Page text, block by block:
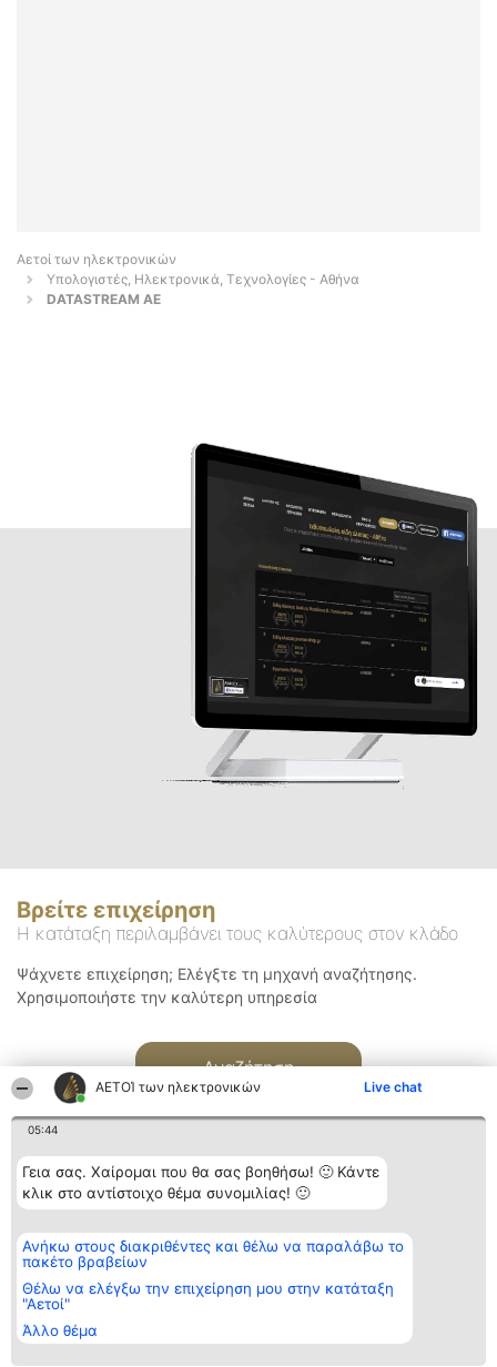
ΑΕΤΟΊ των ηλεκτρονικών Live chat
05:44
Γεια σας. Χαίρομαι που θα σας βοηθήσω! 🙂 Κάντε
κλικ στο αντίστοιχο θέμα συνομιλίας! 🙂
Ανήκω στους διακριθέντες και θέλω να παραλάβω το
πακέτο βραβείων
Θέλω να ελέγξω την επιχείρηση μου στην κατάταξη
"Αετοί"
Άλλο θέμα
Αετοί των ηλεκτρονικών
Υπολογιστές, Ηλεκτρονικά, Τεχνολογίες - Αθήνα
DATASTREAM AE
Βρείτε επιχείρηση
Η κατάταξη περιλαμβάνει τους καλύτερους στον κλάδο
Ψάχνετε επιχείρηση; Ελέγξτε τη μηχανή αναζήτησης.
Χρησιμοποιήστε την καλύτερη υπηρεσία
Αναζήτηση
Διοργανωτής της
κατάταξης
BEAUTIFUL COMPANY
ΤΗΛ. ΕΠΙΚΟΙΝΩΝΙΑΣ:
2104128019
email:
aetoi@beautifulcompany.co
Κατάταξη
Διακριθέντες
των
διακριθέντων
προϋποθέσεις
Επικοινωνία
Επικοινωνία